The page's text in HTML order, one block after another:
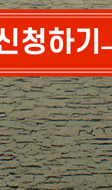
청하기